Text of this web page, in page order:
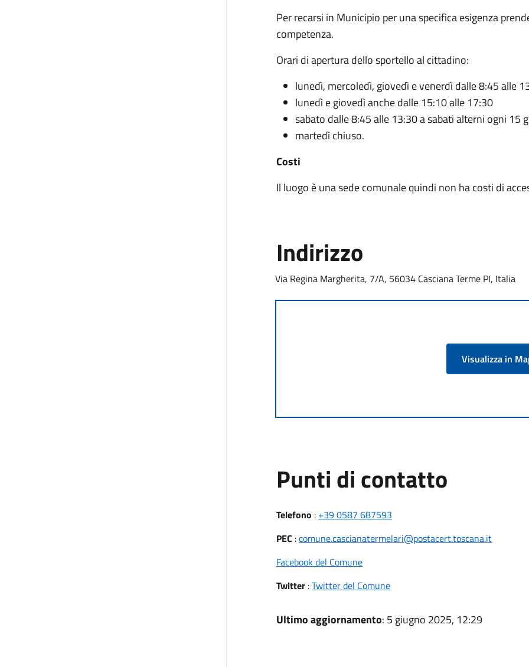
Per recarsi in Municipio per una specifica esigenza
competenza.
Orari di apertura dello sportello al cittadino:
lunedì, mercoledì, giovedì e venerdì dalle 8:45 alle
lunedì e giovedì anche dalle 15:10 alle 17:30
sabato dalle 8:45 alle 13:30 a sabati alterni ogni 15
martedì chiuso.
Costi
Il luogo è una sede comunale quindi non ha costi di
Indirizzo
Via Regina Margherita, 7/A, 56034 Casciana Terme PI, Italia
Visualizza in
Punti di contatto
Telefono : +39 0587 687593
PEC :comune.cascianatermelari@postacert.toscana.it
Facebook del Comune
Twitter:Twitter del Comune
Ultimo aggiornamento: 5 giugno 2025, 12:29